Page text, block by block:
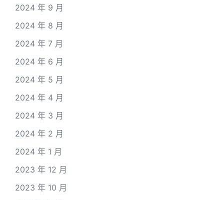
2024 年 9 月
2024 年 8 月
2024 年 7 月
2024 年 6 月
2024 年 5 月
2024 年 4 月
2024 年 3 月
2024 年 2 月
2024 年 1 月
2023 年 12 月
2023 年 10 月